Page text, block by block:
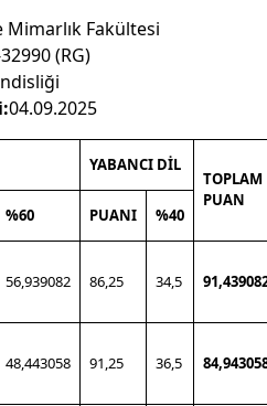
Fakültesi
(RG)
04.09.2025
YABANCI DİL
TOPLAM
PUAN
%60 PUANI %40
56,939082 86,25 34,5
48,443058 91,25 36,5